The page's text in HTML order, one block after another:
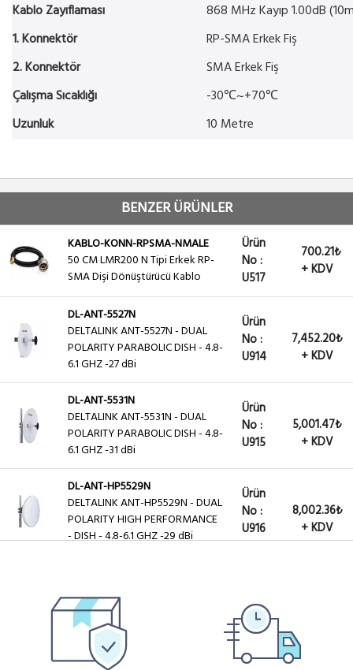
Kablo Zayıflaması
868 MHz Kayıp 1.00dB
1. Konnektör
RP-SMA Erkek Fiş
2. Konnektör
SMA Erkek Fiş
Çalışma Sıcaklığı
-30℃~+70℃
Uzunluk
10 Metre
BENZER ÜRÜNLER
KABLO-KONN-RPSMA-NMALE
50 CM LMR200 N Tipi Erkek RP-
SMA Dişi Dönüştürücü Kablo
Ürün
No :
U517
700.21₺
+ KDV
DL-ANT-5527N
DELTALINK ANT-5527N - DUAL
POLARITY PARABOLIC DISH - 4.8-
6.1 GHZ -27 dBi
Ürün
No :
U914
7,452.20₺
+ KDV
DL-ANT-5531N
DELTALINK ANT-5531N - DUAL
POLARITY PARABOLIC DISH - 4.8-
6.1 GHZ -31 dBi
Ürün
No :
U915
5,001.47₺
+ KDV
DL-ANT-HP5529N
DELTALINK ANT-HP5529N - DUAL
POLARITY HIGH PERFORMANCE
- DISH - 4.8-6.1 GHZ -29 dBi
Ürün
No :
U916
8,002.36₺
+ KDV
POLARITY HIGH PERFORMANCE
- DISH - 4.8-6.1 GHZ -32 dBi
U917
KABLO-KONN-NMALE-NMALE
Ürün